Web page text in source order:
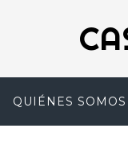
QUIÉNES SOMOS